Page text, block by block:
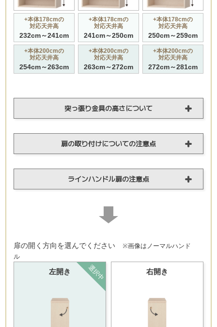
+本体178cmの
対応天井高
232cm～241cm
+本体200cmの
対応天井高
254cm～263cm
+本体178cmの
対応天井高
241cm～250cm
+本体200cmの
対応天井高
263cm～272cm
+本体178cmの
対応天井高
250cm～259cm
+本体200cmの
対応天井高
272cm～281cm
突っ張り金具の高さについて
扉の取り付けについての注意点
ラインハンドル扉の注意点
扉の開く方向を選んでください
※画像はノーマルハンド
ル
左開き 右開き